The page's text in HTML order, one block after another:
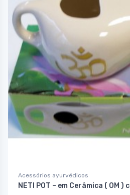
Acessórios ayurvédicos
NETI POT – em Cerâmica ( OM )